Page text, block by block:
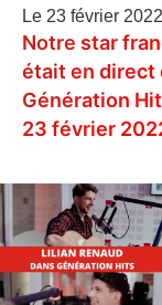
Le 23 février 2022
Notre star
était en direct
Génération
23 février